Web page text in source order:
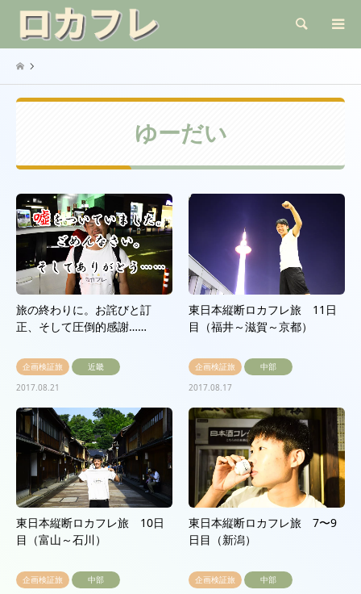
検索
ゆーだい
旅の終わりに。お詫びと訂
正、そして圧倒的感謝……
企画検証旅
近畿
2017.08.21
東日本縦断ロカフレ旅 11日
目（福井～滋賀～京都）
企画検証旅
中部
2017.08.17
東日本縦断ロカフレ旅 10日
目（富山～石川）
企画検証旅
中部
東日本縦断ロカフレ旅 7〜9
日目（新潟）
企画検証旅
中部